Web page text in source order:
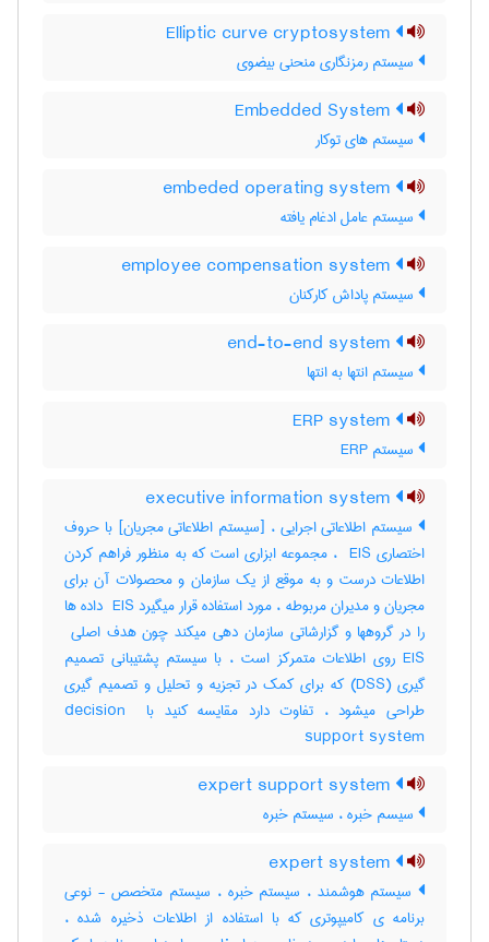
سیستم رمزنگاری منحنی بیضوی
سیستم های توکار
سیستم عامل ادغام یافته
سیستم پاداش کارکنان
سیستم انتها به انتها
سیستم ERP
سیستم اطلاعاتی اجرایی ، [سیستم اطلاعاتی مجریان] با حروف
اختصاری ‎ EIS ، مجموعه ابزاری است که به منظور فراهم کردن
اطلاعات درست و به موقع از یک سازمان و محصولات آن برای
مجریان و مدیران مربوطه ، مورد استفاده قرار میگیرد ‎ EIS داده ها
EIS روی اطلاعات متمرکز است ، با سیستم پشتیبانی تصمیم
گیری (‎DSS) که برای کمک در تجزیه و تحلیل و تصمیم گیری
طراحی میشود ، تفاوت دارد مقایسه کنید با ‎decision ‎
support system
سیسم خبره ، سیستم خبره
سیستم هوشمند ، سیستم خبره ، سیستم متخصص - نوعی
برنامه ی کامیپوتری که با استفاده از اطلاعات ذخیره شده ،